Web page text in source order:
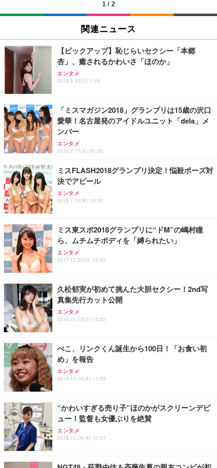
SIHOO B100 オフィスチェア／デスクチェア メッシ
ュチェア 人間工学 疲れない ブラック
￥27,999
Sezlife オフィスチェア デスクチェア 疲れない テレ
ワーク チェア 強化バックレスト 30度ロッキング機
能 人間工学 椅子 腰サポート 90度跳ね上げ式アーム
ョン PCチェア 通気性メッシュ ゲーミング/勉強/事
務用 おしゃれ パソコンチェア (ブラック)
Sezlife オフィスチェア デスクチェア 疲れない テレ
ワーク チェア 強化バックレスト 30度ロッキング機
能 人間工学 椅子 腰サポート 90度跳ね上げ式アーム
レスト 3Dヘッドレスト ハンガー付き 高反発クッシ
務用 おしゃれ パソコンチェア (ホワイト)
ANDWINT オフィスチェア デスクチェア 肘なし メ
ッシュ 通気性 ランバーサポート付き 腰サポート ガ
ス圧無段階昇降 360度回転 キャスター付き コンパク
EIZO ビジネス向けプレミアムモニター | FlexScan
【純正品】27"ゲーミングモニター DualSense 充電
フック付き（CFI-ZDM1J）
【整備済み品】Dell E2724HS 27インチ 液晶モニタ
ー フルHD（1920×1080）VA 非光沢 HDMI/DisplayP
ort/VGA スピーカー内蔵 高さ調整 スイベル VESA対
応 ComfortView ビジネス向け
【MiniLED/24.5inch/280Hz/FHD】GRAPHT THE S
HOOTER Gaming Monitor 24” Essential ゲーミン
グモニター QD 24.5インチ 1ms FHD 量子ドット 残
Amazonベーシック ペットシーツ 厚型 ワイド 42枚
x2袋(84枚) ホワイト(吸収面:ライトブルー)
￥3,234
ネオ・ルーライフ ネオ・オムツ L 中型犬用 26枚入
り 単品
Smart Basic(スマートベーシック) 【Amazon.co.jp
限定】 Smart Basic アイリスオーヤマ ペットシーツ
超厚型 お徳用 ワイド 100枚入 (x 1) (ケース販売)
アイリスオーヤマ ペットシーツ 超厚型 お徳用 レギ
ュラー 200枚入【Amazon.co.jp限定】
1 / 2
関連ニュース
【ピックアップ】恥じらいセクシー「本郷
杏」、癒されるかわいさ「ほのか」
エンタメ
2018.9.30(日) 1:19
「ミスマガジン2018」グランプリは15歳の沢口
愛華！名古屋発のアイドルユニット「dela」メ
ンバー
エンタメ
2018.7.17(火) 21:35
ミスFLASH2018グランプリ決定！悩殺ポーズ対
決でアピール
エンタメ
2018.1.11(木) 19:30
ミス東スポ2018グランプリに“ドM”の嶋村瞳
ら、ムチムチボディを「縛られたい」
エンタメ
2017.12.25(月) 23:40
久松郁実が初めて挑んた大胆セクシー！2nd写
真集先行カット公開
エンタメ
2018.10.13(土) 10:22
ぺこ、リンクくん誕生から100日！「お食い初
め」を報告
エンタメ
2018.10.18(木) 11:55
“かわいすぎる売り子”ほのかがスクリーンデビ
ュー！監督も女優ぶりを絶賛
エンタメ
2018.10.18(木) 10:57